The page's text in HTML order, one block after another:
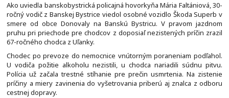
Ako uviedla banskobystrická policajná hovorkyňa Mária Faltániová, 30-
ročný vodič z Banskej Bystrice viedol osobné vozidlo Škoda Superb v
smere od obce Donovaly na Banskú Bystricu. V pravom jazdnom
pruhu pri priechode pre chodcov z doposiaľ nezistených príčin zrazil
67-ročného chodca z Uľanky.
Chodec po prevoze do nemocnice vnútorným poraneniam podľahol.
U vodiča požitie alkoholu nezistili, u chodca nariadili súdnu pitvu.
Polícia už začala trestné stíhanie pre prečin usmrtenia. Na zistenie
príčiny a miery zavinenia do vyšetrovania priberú aj znalca z odboru
cestnej dopravy.